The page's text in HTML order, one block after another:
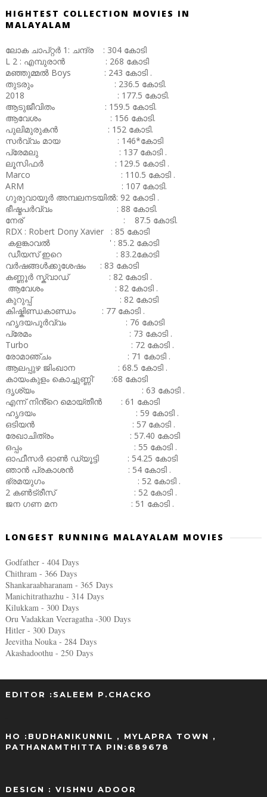
HIGHTEST COLLECTION MOVIES IN
MALAYALAM
ലോക ചാപ്റ്റർ 1: ചന്ദ്ര : 304 കോടി
L 2 : എമ്പുരാൻ : 268 കോടി
മഞ്ഞുമ്മൽ Boys : 243 കോടി .
തുടരും : 236.5 കോടി.
2018 : 177.5 കോടി.
ആടുജീവിതം : 159.5 കോടി.
ആവേശം : 156 കോടി.
പുലിമുരുകൻ : 152 കോടി.
സർവ്വം മായ : 146*കോടി
പ്രേമലു : 137 കോടി .
ലൂസിഫർ : 129.5 കോടി .
Marco : 110.5 കോടി .
ARM : 107 കോടി.
ഗുരുവായൂർ അമ്പലനടയിൽ: 92 കോടി .
ഭീഷ്മപർവ്വം : 88 കോടി.
നേര് : 87.5 കോടി.
RDX : Robert Dony Xavier : 85 കോടി
കളങ്കാവൽ ' : 85.2 കോടി
ഡീയസ് ഇറെ : 83.2കോടി
വർഷങ്ങൾക്കുശേഷം : 83 കോടി
കണ്ണൂർ സ്ക്വാഡ് : 82 കോടി .
ആവേശം : 82 കോടി .
കുറുപ്പ് : 82 കോടി
കിഷ്കിണ്ഡകാണ്ഡം : 77 കോടി .
ഹൃദയപൂർവ്വം : 76 കോടി
പ്രേമം : 73 കോടി .
Turbo : 72 കോടി .
രോമാഞ്ചം : 71 കോടി .
ആലപ്പുഴ ജിംഖാന : 68.5 കോടി .
കായംകുളം കൊച്ചുണ്ണി' :68 കോടി
ദൃശ്യം : 63 കോടി .
എന്ന് നിൻ്റെ മൊയ്തീൻ : 61 കോടി
ഹൃദയം : 59 കോടി .
ഒടിയൻ : 57 കോടി .
രേഖാചിത്രം : 57.40 കോടി
ഒപ്പം : 55 കോടി .
ഓഫീസർ ഓൺ ഡ്യൂട്ടി : 54.25 കോടി
ഞാൻ പ്രകാശൻ : 54 കോടി .
ഭ്രമയുഗം : 52 കോടി .
2 കൺട്രീസ് : 52 കോടി .
ജന ഗണ മന : 51 കോടി .
LONGEST RUNNING MALAYALAM MOVIES
Godfather - 404 Days
Chithram - 366 Days
Shankaraabharanam - 365 Days
Manichitrathazhu - 314 Days
Kilukkam - 300 Days
Oru Vadakkan Veeragatha -300 Days
Hitler - 300 Days
Jeevitha Nouka - 284 Days
Akashadoothu - 250 Days
EDITOR :SALEEM P.CHACKO
HO :BUDHANIKUNNIL , MYLAPRA TOWN ,
PATHANAMTHITTA PIN:689678
DESIGN : VISHNU ADOOR